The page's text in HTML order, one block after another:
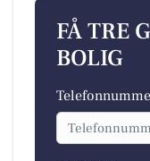
FÅ TRE
BOLIG